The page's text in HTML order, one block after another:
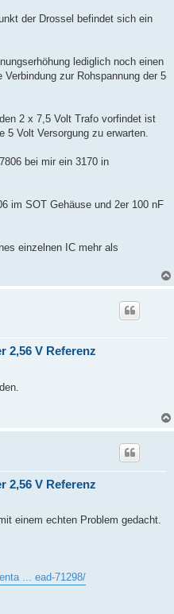
der Drossel befindet sich ein
lediglich noch einen
zur Rohspannung der 5
2 x 7,5 Volt Trafo vorfindet ist
5 Volt Versorgung zu erwarten.
bei mir ein 3170 in
im SOT Gehäuse und 2er 100 nF
einzelnen IC mehr als
2,56 V Referenz
2,56 V Referenz
einem echten Problem gedacht.
... ead-71298/